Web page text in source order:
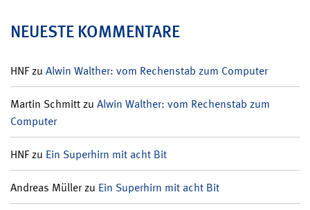
NEUESTE KOMMENTARE
HNFzu Alwin Walther: vom Rechenstab zum Computer
Martin Schmittzu Alwin Walther: vom Rechenstab zum
Computer
HNFzu Ein Superhirn mit acht Bit
Andreas Müllerzu Ein Superhirn mit acht Bit